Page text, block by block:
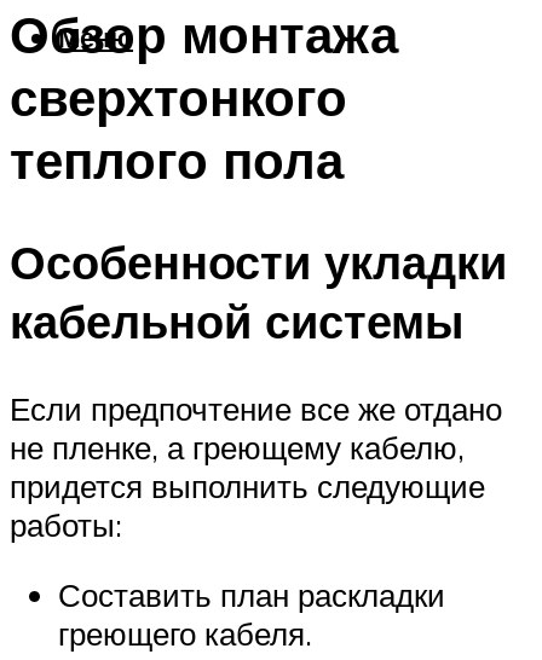
Меню
Обзор монтажа
сверхтонкого
теплого пола
Особенности укладки
кабельной системы
Если предпочтение все же отдано
не пленке, а греющему кабелю,
придется выполнить следующие
работы:
Составить план раскладки
греющего кабеля.